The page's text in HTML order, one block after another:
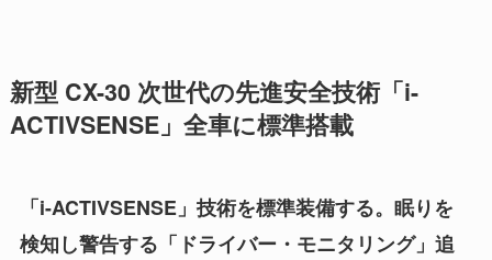
新型 CX-30 次世代の先進安全技術「i-
ACTIVSENSE」全車に標準搭載
「i-ACTIVSENSE」技術を標準装備する。眠りを
検知し警告する「ドライバー・モニタリング」追